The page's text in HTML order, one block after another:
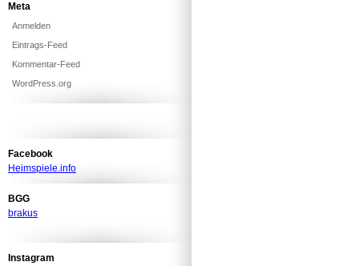
Meta
Anmelden
Eintrags-Feed
Kommentar-Feed
WordPress.org
Facebook
Heimspiele.info
BGG
brakus
Instagram